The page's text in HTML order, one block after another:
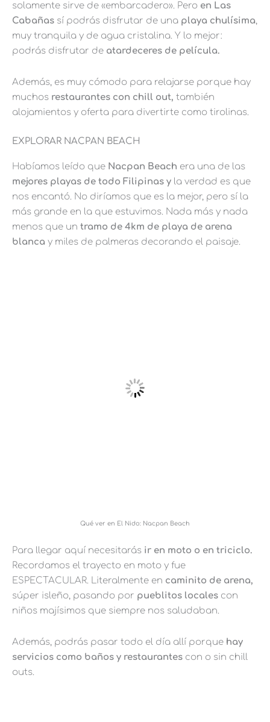
solamente sirve de «embarcadero». Pero en Las
Cabañas sí podrás disfrutar de una playa chulísima,
muy tranquila y de agua cristalina. Y lo mejor:
podrás disfrutar de atardeceres de película.
Además, es muy cómodo para relajarse porque hay
muchos restaurantes con chill out, también
alojamientos y oferta para divertirte como tirolinas.
EXPLORAR NACPAN BEACH
Habíamos leído que Nacpan Beach era una de las
mejores playas de todo Filipinas y la verdad es que
nos encantó. No diríamos que es la mejor, pero sí la
más grande en la que estuvimos. Nada más y nada
menos que un tramo de 4km de playa de arena
blanca y miles de palmeras decorando el paisaje.
Qué ver en El Nido: Nacpan Beach
Para llegar aquí necesitarás ir en moto o en triciclo.
Recordamos el trayecto en moto y fue
ESPECTACULAR. Literalmente en caminito de arena,
súper isleño, pasando por pueblitos locales con
niños majísimos que siempre nos saludaban.
Además, podrás pasar todo el día allí porque hay
servicios como baños y restaurantes con o sin chill
outs.